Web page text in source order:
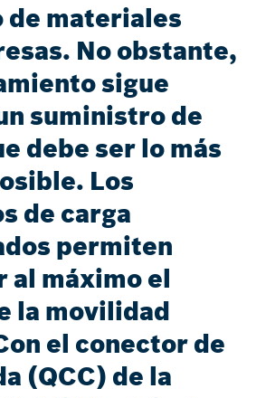
de materiales
No obstante,
sigue
suministro de
debe ser lo más
Los
de carga
permiten
al máximo el
la movilidad
el conector de
(QCC) de la